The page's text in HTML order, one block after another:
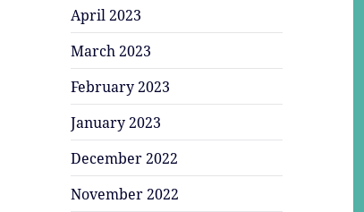
April 2023
March 2023
February 2023
January 2023
December 2022
November 2022